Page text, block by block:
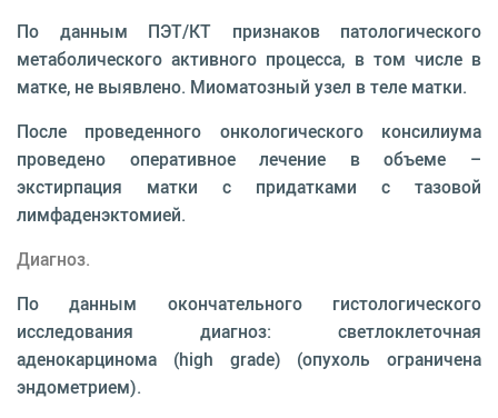
По данным ПЭТ/КТ признаков патологического
метаболического активного процесса, в том числе в
матке, не выявлено. Миоматозный узел в теле матки.
После проведенного онкологического консилиума
проведено оперативное лечение в объеме –
экстирпация матки с придатками с тазовой
лимфаденэктомией.
Диагноз.
По данным окончательного гистологического
исследования диагноз: светлоклеточная
аденокарцинома (high grade) (опухоль ограничена
эндометрием).